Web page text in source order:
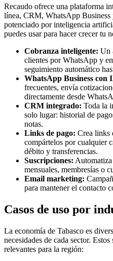
Recaudo ofrece una plataforma
línea, CRM, WhatsApp
potenciado por inteligencia
puedes usar para hacer crecer tu
Cobranza inteligente: Un
clientes por WhatsApp y
seguimiento automático
WhatsApp Business con
frecuentes, envía
directamente desde
CRM integrado: Toda la
solo lugar: historial de
notas.
Links de pago: Crea links
compártelos por cualquier
débito y transferencias.
Suscripciones:
mensuales, membresías o
Email marketing:
para mantener el contacto
Casos de uso por
La economía de Tabasco es
necesidades de cada sector.
relevantes para la región: